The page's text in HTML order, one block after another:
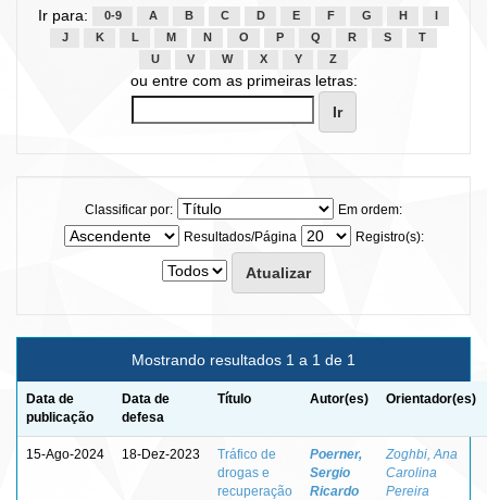
Ir para: 0-9 A B C D E F G H
J
K L M N O P Q R S
T
U
V W X Y Z
ou entre com as primeiras letras:
Classificar por:
Em ordem:
Resultados/Página
Registro(s):
Mostrando resultados 1 a 1 de 1
Data de
publicação
Data de
defesa
Título Autor(es) Orientador(es)
15-Ago-2024 18-Dez-2023
Tráfico de
drogas e
recuperação
Poerner,
Sergio
Ricardo
Zoghbi, Ana
Carolina
Pereira